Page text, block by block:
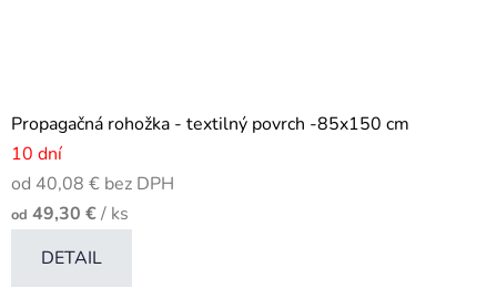
Propagačná rohožka - textilný povrch -85x150 cm
10 dní
od 40,08 € bez DPH
od 49,30 €/ ks
DETAIL